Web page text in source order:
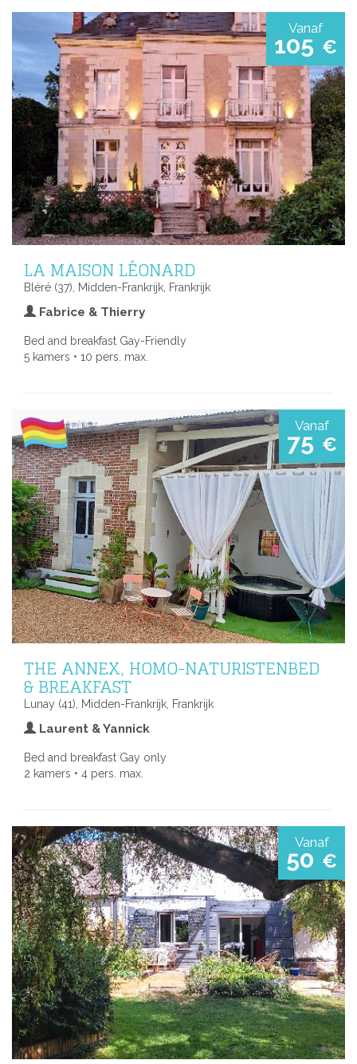
Vanaf
105 €
LA MAISON LÉONARD
Bléré (37), Midden-Frankrijk, Frankrijk
Fabrice & Thierry
Bed and breakfast Gay-Friendly
5 kamers • 10 pers. max.
Vanaf
75 €
THE ANNEX, HOMO-NATURISTENBED
& BREAKFAST
Lunay (41), Midden-Frankrijk, Frankrijk
Laurent & Yannick
Bed and breakfast Gay only
2 kamers • 4 pers. max.
Vanaf
50 €